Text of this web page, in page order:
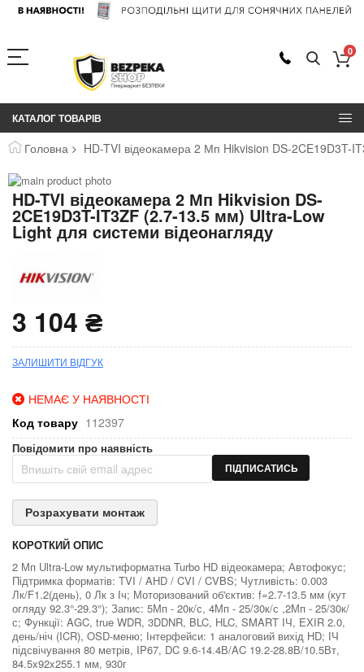
0
КАТАЛОГ ТОВАРІВ
Головна HD-TVI відеокамера 2 Мп Hikvision DS-2CE19D3T-
Перейти
до
кінця
галереї
зображень
Знято з виробництва
Перейти
до
початку
галереї
HD-TVI відеокамера 2 Мп Hikvision DS-
2CE19D3T-IT3ZF (2.7-13.5 мм) Ultra-Low
Light для системи відеонагляду
3 104 ₴
ЗАЛИШИТИ ВІДГУК
НЕМАЄ У НАЯВНОСТІ
Код товару 112397
Повідомити про наявність
ПІДПИСАТИСЬ
Розрахувати монтаж
КОРОТКИЙ ОПИС
2 Мп Ultra-Low мультиформатна Turbo HD відеокамера; Автофокус;
Підтримка форматів: TVI / AHD / CVI / CVBS; Чутливість: 0.003
Лк/F1.2(день), 0 Лк з Іч; Моторизований об'єктив: f=2.7-13.5 мм (кут
огляду 92.3°-29.3°); Запис: 5Мп - 20к/с, 4Мп - 25/30к/с ,2Мп - 25/30к/
с; Функції: AGC, true WDR, 3DDNR, BLC, HLC, SMART ІЧ, EXIR 2.0,
день/ніч (ICR), OSD-меню; Інтерфейси: 1 аналоговий вихід HD; ІЧ
підсвічування 80 метрів, IP67, DC 9.6-14.4В/AC 19.2-28.8В/10.5Вт,
84.5x92x255.1 мм, 930г